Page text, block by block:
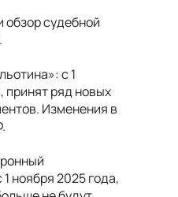
обзор судебной
с 1
принят ряд новых
Изменения в
ноября 2025 года,